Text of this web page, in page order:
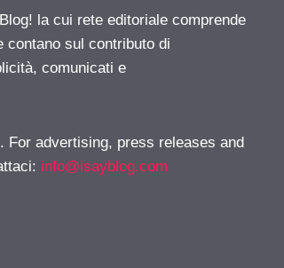
la cui rete editoriale comprende
contano sul contributo di
comunicati e
advertising, press releases and
: info@isayblog.com